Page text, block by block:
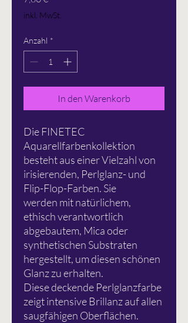
inkl. MwSt.
Anzahl *
In den Warenkorb
Die FINETEC
Aquarellfarbenkollektion
besteht aus einer Vielzahl von
irisierenden, Perlglanz- und
Flip-Flop-Farben. Sie
werden mit natürlichem,
ethisch verantwortlich
abgebautem, Mica oder
synthetischen Substraten
hergestellt, um diesen schönen
Glanz zu erhalten.
Diese deckende Perlglanzfarbe
zeigt intensive Brillanz auf allen
saugfähigen Oberflächen.